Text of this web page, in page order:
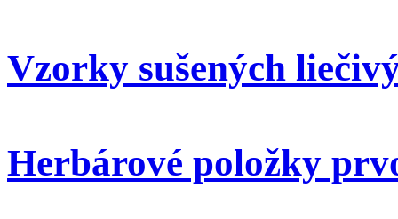
Vzorky sušených
Herbárové položky